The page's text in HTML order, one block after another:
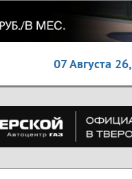
07 Августа 26,